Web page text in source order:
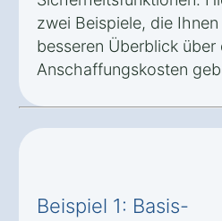
zwei Beispiele, die Ihnen
besseren Überblick über
Anschaffungskosten
Beispiel 1: Basis-